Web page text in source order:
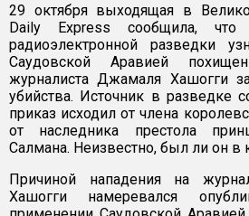
29 октября выходящая в
Daily Express сообщила, что
радиоэлектронной разведки
Саудовской Аравией
журналиста Джамаля Хашогги
убийства. Источник в разведке
приказ исходил от члена
от наследника престола
Салмана. Неизвестно, был ли он в
Причиной нападения на
Хашогги намеревался